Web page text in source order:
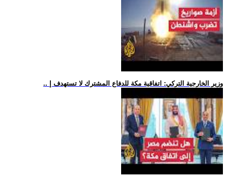
.. وزير الخارجية التركي: اتفاقية مكة للدفاع المشترك لا تستهدف إ